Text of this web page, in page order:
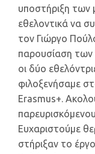
υποστήριξη
εθελοντικά να
τον Γιώργο
παρουσίαση
οι δύο
φιλοξενήσαμε
Erasmus+.
Ευχαριστούμε
στήριξαν το